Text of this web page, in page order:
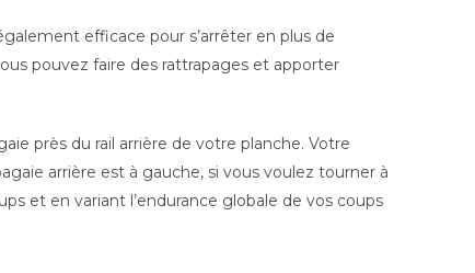
efficace pour s’arrêter en plus de
pouvez faire des rattrapages et apporter
près du rail arrière de votre planche. Votre
arrière est à gauche, si vous voulez tourner à
et en variant l’endurance globale de vos coups